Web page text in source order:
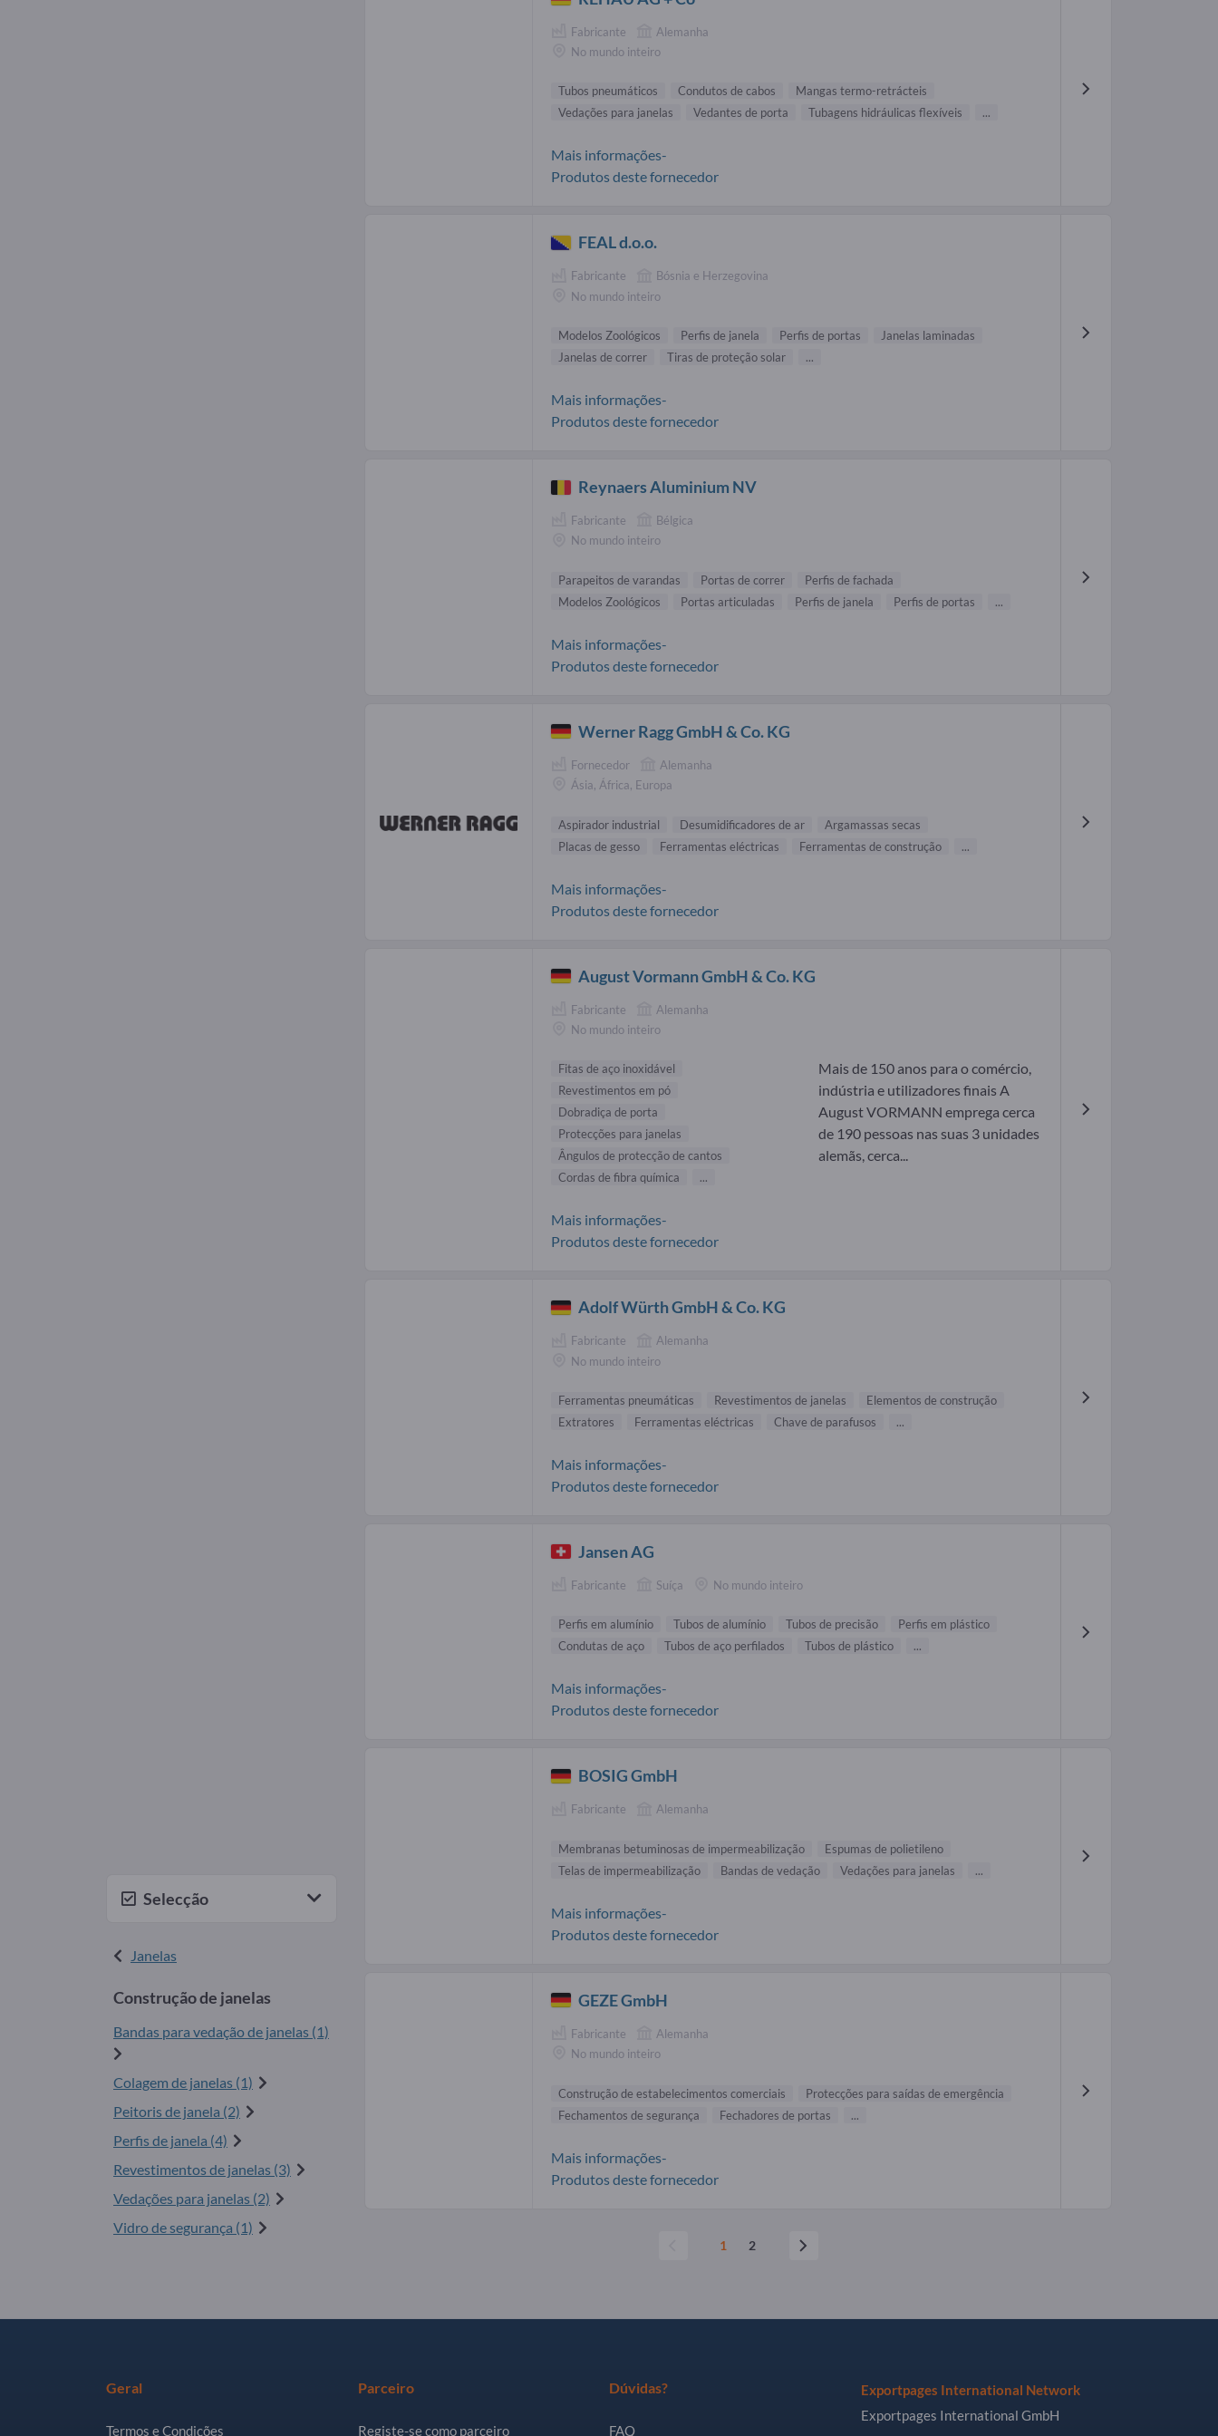
Selecção
Janelas
Construção de janelas
Bandas para vedação de janelas (1)
Colagem de janelas (1)
Peitoris de janela (2)
Perfis de janela (4)
Revestimentos de janelas (3)
Vedações para janelas (2)
Vidro de segurança (1)
Fabricante
Alemanha
No mundo inteiro
Tubos pneumáticos Condutos de cabos
Mangas termo-retrácteis
Vedações para janelas
Vedantes de porta Tubagens hidráulicas flexíveis ...
Mais informações-
Produtos deste fornecedor
FEAL d.o.o.
Fabricante
Bósnia e Herzegovina
No mundo inteiro
Modelos Zoológicos Perfis de janela Perfis de portas
Janelas laminadas
Janelas de correr
Tiras de proteção solar ...
Mais informações-
Produtos deste fornecedor
Reynaers Aluminium NV
Fabricante
Bélgica
No mundo inteiro
Parapeitos de varandas Portas de correr
Perfis de fachada
Modelos Zoológicos
Portas articuladas Perfis de janela Perfis de portas ...
Mais informações-
Produtos deste fornecedor
Werner Ragg GmbH & Co. KG
Fornecedor
Alemanha
Ásia, África, Europa
Aspirador industrial Desumidificadores de ar
Argamassas secas
Placas de gesso
Ferramentas eléctricas Ferramentas de construção ...
Mais informações-
Produtos deste fornecedor
August Vormann GmbH & Co. KG
Fabricante
Alemanha
No mundo inteiro
Fitas de aço inoxidável
Revestimentos em pó
Dobradiça de porta
Protecções para janelas
Ângulos de protecção de cantos
Cordas de fibra química
...
Mais de 150 anos para o comércio,
indústria e utilizadores finais A
August VORMANN emprega cerca
de 190 pessoas nas suas 3 unidades
alemãs, cerca...
Mais informações-
Produtos deste fornecedor
Adolf Würth GmbH & Co. KG
Fabricante
Alemanha
No mundo inteiro
Ferramentas pneumáticas Revestimentos de janelas
Elementos de construção
Extratores
Ferramentas eléctricas Chave de parafusos ...
Mais informações-
Produtos deste fornecedor
Jansen AG
Fabricante Suíça No mundo inteiro
Perfis em alumínio Tubos de alumínio Tubos de precisão
Perfis em plástico
Condutas de aço
Tubos de aço perfilados Tubos de plástico ...
Mais informações-
Produtos deste fornecedor
BOSIG GmbH
Fabricante Alemanha
Membranas betuminosas de impermeabilização
Espumas de polietileno
Telas de impermeabilização
Bandas de vedação Vedações para janelas ...
Mais informações-
Produtos deste fornecedor
GEZE GmbH
Fabricante
Alemanha
No mundo inteiro
Construção de estabelecimentos comerciais
Protecções para saídas de emergência
Fechamentos de segurança
Fechadores de portas ...
Mais informações-
Produtos deste fornecedor
1 2
Geral
Termos e Condições
Parceiro
Registe-se como parceiro
Dúvidas?
FAQ
Exportpages International Network
Exportpages International GmbH